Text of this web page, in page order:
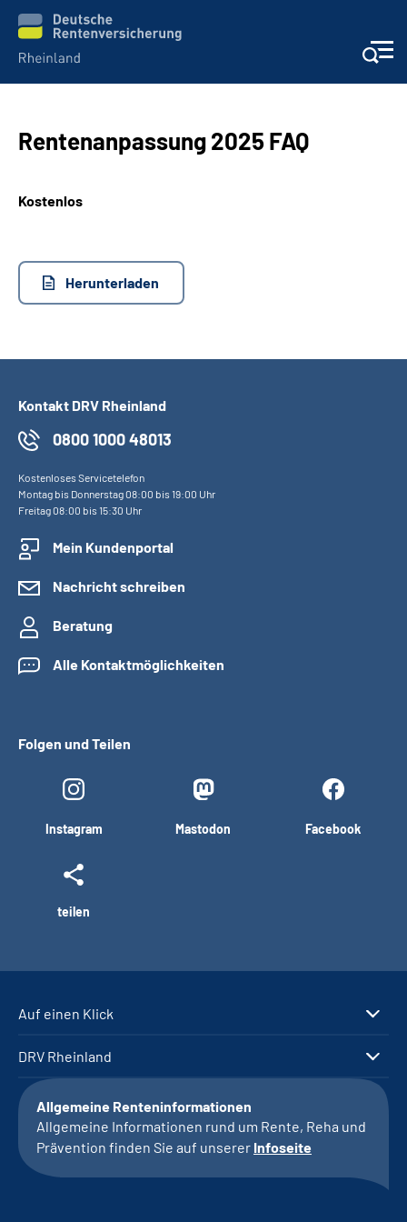
Klinikverbund
Inhalte in Gebärdensprache (DGS)
Leichte Sprache
Rentenanpassung 2025 FAQ
Kostenlos
Herunterladen
Kontakt DRV Rheinland
0800 1000 48013
Kostenloses Servicetelefon
Montag bis Donnerstag 08:00 bis 19:00 Uhr
Freitag 08:00 bis 15:30 Uhr
Mein Kundenportal
Nachricht schreiben
Beratung
Alle Kontaktmöglichkeiten
Folgen und Teilen
Instagram Mastodon Facebook
teilen
Auf einen Klick
DRV Rheinland
Allgemeine Renteninformationen
Allgemeine Informationen rund um Rente, Reha und
Prävention finden Sie auf unserer Infoseite